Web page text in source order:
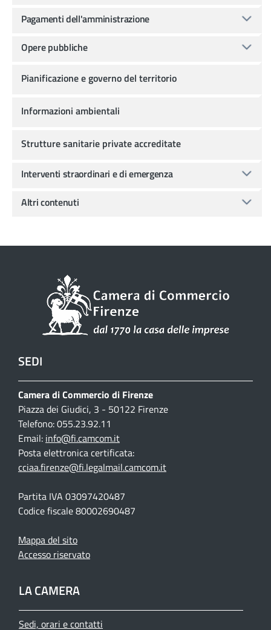
Pagamenti dell'amministrazione
Opere pubbliche
Pianificazione e governo del territorio
Informazioni ambientali
Strutture sanitarie private accreditate
Interventi straordinari e di emergenza
Altri contenuti
SEDI
Camera di Commercio di Firenze
Piazza dei Giudici, 3 - 50122 Firenze
Telefono: 055.23.92.11
Email: info@fi.camcom.it
Posta elettronica certificata:
cciaa.firenze@fi.legalmail.camcom.it
Partita IVA 03097420487
Codice fiscale 80002690487
Mappa del sito
Accesso riservato
LA CAMERA
Sedi, orari e contatti